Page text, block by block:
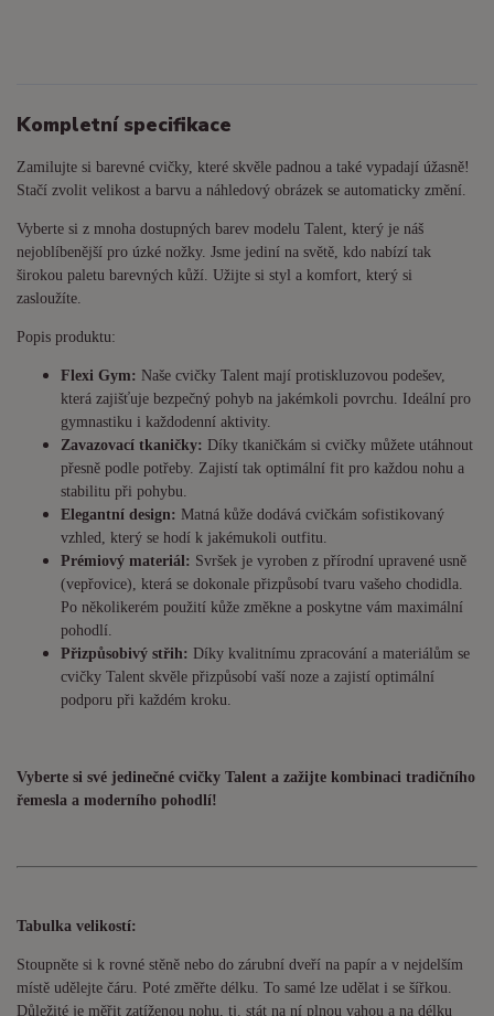
Kompletní specifikace
Zamilujte si barevné cvičky, které skvěle padnou a také vypadají úžasně!
Stačí zvolit velikost a barvu a náhledový obrázek se automaticky změní.
Vyberte si z mnoha dostupných barev modelu Talent, který je náš
nejoblíbenější pro úzké nožky. Jsme jediní na světě, kdo nabízí tak
širokou paletu barevných kůží. Užijte si styl a komfort, který si
zasloužíte.
Popis produktu:
Flexi Gym: Naše cvičky Talent mají protiskluzovou podešev,
která zajišťuje bezpečný pohyb na jakémkoli povrchu. Ideální pro
gymnastiku i každodenní aktivity.
Zavazovací tkaničky: Díky tkaničkám si cvičky můžete utáhnout
přesně podle potřeby. Zajistí tak optimální fit pro každou nohu a
stabilitu při pohybu.
Elegantní design: Matná kůže dodává cvičkám sofistikovaný
vzhled, který se hodí k jakémukoli outfitu.
Prémiový materiál: Svršek je vyroben z přírodní upravené usně
(vepřovice), která se dokonale přizpůsobí tvaru vašeho chodidla.
Po několikerém použití kůže změkne a poskytne vám maximální
pohodlí.
Přizpůsobivý střih: Díky kvalitnímu zpracování a materiálům se
cvičky Talent skvěle přizpůsobí vaší noze a zajistí optimální
podporu při každém kroku.
Vyberte si své jedinečné cvičky Talent a zažijte kombinaci tradičního
řemesla a moderního pohodlí!
Tabulka velikostí:
Stoupněte si k rovné stěně nebo do zárubní dveří na papír a v nejdelším
místě udělejte čáru. Poté změřte délku. To samé lze udělat i se šířkou.
Důležité je měřit zatíženou nohu, tj. stát na ní plnou vahou a na délku